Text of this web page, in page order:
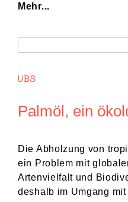
Mehr...
UBS
Palmöl, ein
Die Abholzung von
ein Problem mit
Artenvielfalt und
deshalb im Umgang